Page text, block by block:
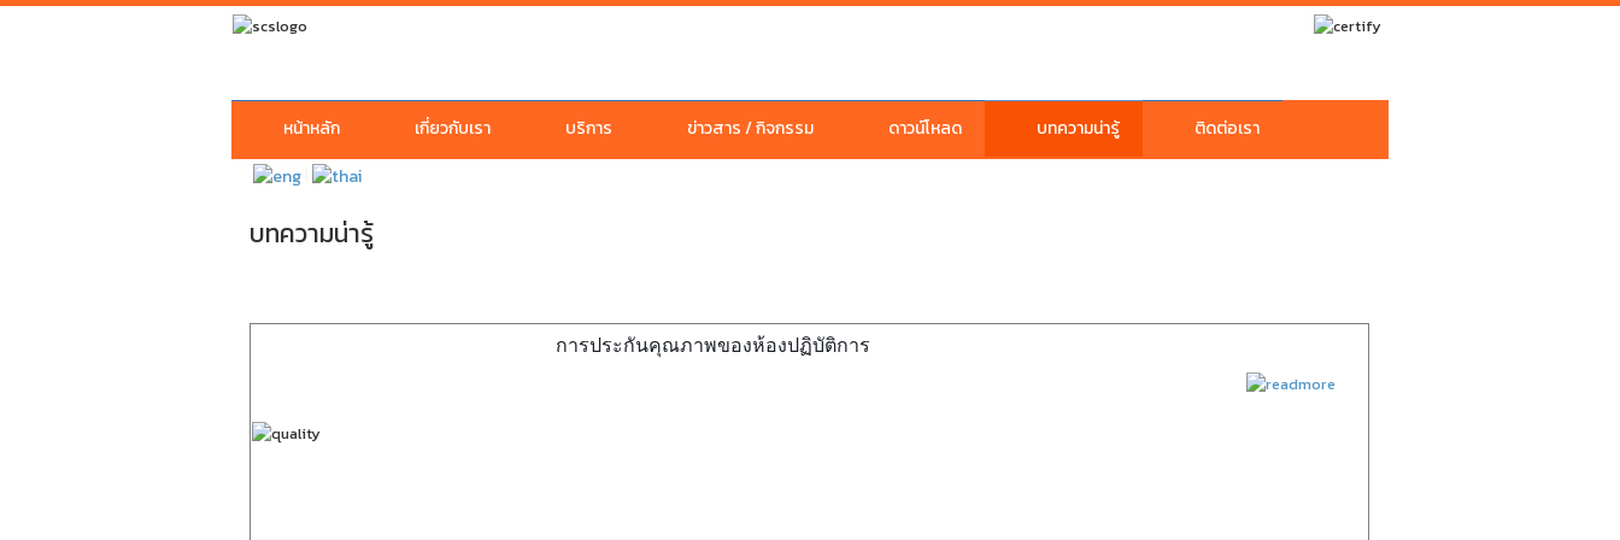
หน้าหลัก เกี่ยวกับเรา บริการ ข่าวสาร / กิจกรรม ดาวน์โหลด บทความน่ารู้ ติดต่อเรา
บทความน่ารู้
การประกันคุณภาพของห้องปฏิบัติการ